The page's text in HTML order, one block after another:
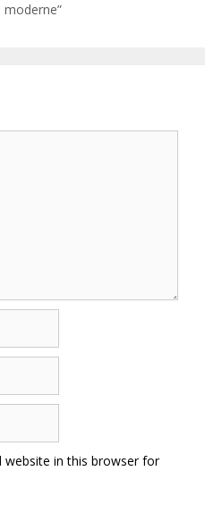
website in this browser for